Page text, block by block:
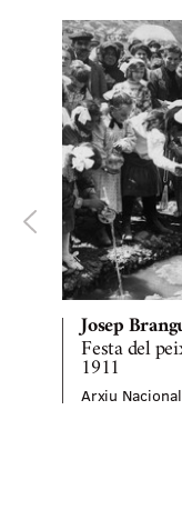
Josep
Festa del
1911
Arxiu